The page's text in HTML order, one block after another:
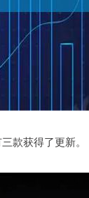
款获得了更新。